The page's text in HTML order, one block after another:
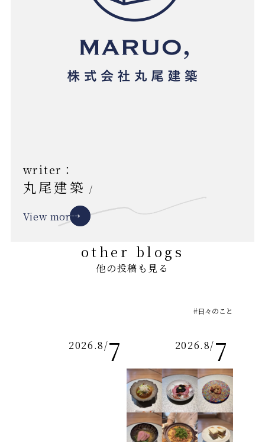
writer：
丸尾建築 /
View more
other blogs
他の投稿も見る
2026.8/7 2026.8/7
#日々のこと